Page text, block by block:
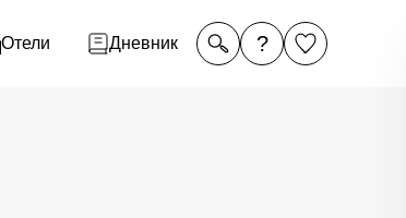
Отели Дневник ?